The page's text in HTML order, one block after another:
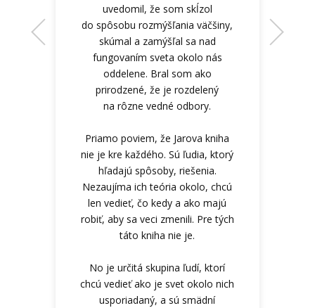
uvedomil, že som skĺzol
do spôsobu rozmýšľania väčšiny,
skúmal a zamýšľal sa nad
fungovaním sveta okolo nás
oddelene. Bral som ako
prirodzené, že je rozdelený
na rôzne vedné odbory.
Priamo poviem, že Jarova kniha
nie je kre každého. Sú ľudia, ktorý
hľadajú spôsoby, riešenia.
Nezaujíma ich teória okolo, chcú
len vedieť, čo kedy a ako majú
robiť, aby sa veci zmenili. Pre tých
táto kniha nie je.
No je určitá skupina ľudí, ktorí
chcú vedieť ako je svet okolo nich
usporiadaný, a sú smädní